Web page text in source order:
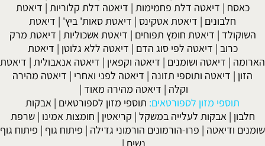
כאסח | דיאטה דלת פחמימות | דיאטה דלת קלוריות | דיאטת
חלבונים | דיאטת אטקינס | דיאטת סאות' ביץ' | דיאטת
השוקולד | דיאטת חומץ תפוחים | דיאטת אשכוליות | דיאטת מרק
כרוב | דיאטה לפי סוג הדם | דיאטה ללא גלוטן | דיאטת
הארומה | דיאטה ושומנים | דיאטה וקפאין | דיאטה אנאבולית | דיאטת
הזון | דיאטה ותוספי תזונה | דיאטה לפני ואחרי | דיאטה מהירה
וקלה | דיאטה מהירה מאוד |
תוספי מזון לספורטאים: תוספי מזון לספורטאים | אבקות
חלבון | אבקות לעלייה במשקל | קריאטין | חומצות אמינו |שרפת
שומנים ודיאטה | פרו-הורמונים הורמוני גדילה | פיתוח גוף | פיתוח גוף
נשים |